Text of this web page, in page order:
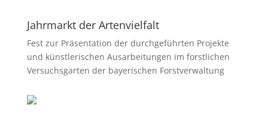
Jahrmarkt der Artenvielfalt
Fest zur Präsentation der durchgeführten Projekte
und künstlerischen Ausarbeitungen im forstlichen
Versuchsgarten der bayerischen Forstverwaltung